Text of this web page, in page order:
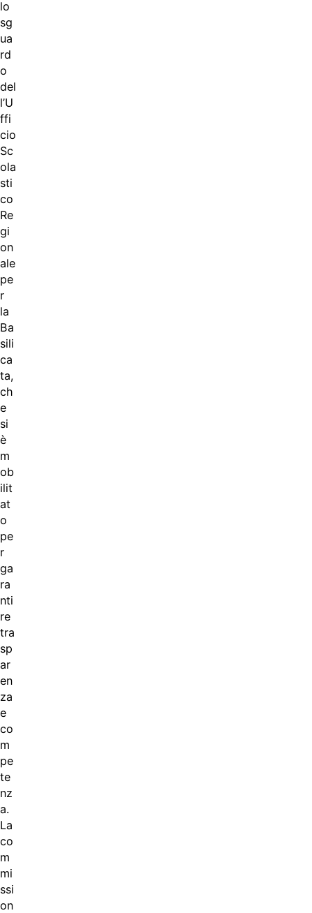
lo
sg
ua
rd
o
del
l’U
ffi
cio
Sc
ola
sti
co
Re
gi
on
ale
pe
r
la
Ba
sili
ca
ta,
ch
e
si
è
m
ob
ilit
at
o
pe
r
ga
ra
nti
re
tra
sp
ar
en
za
e
co
m
pe
te
nz
a.
La
co
m
mi
ssi
on